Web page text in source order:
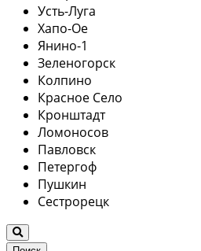
Усть-Луга
Хапо-Ое
Янино-1
Зеленогорск
Колпино
Красное Село
Кронштадт
Ломоносов
Павловск
Петергоф
Пушкин
Сестрорецк